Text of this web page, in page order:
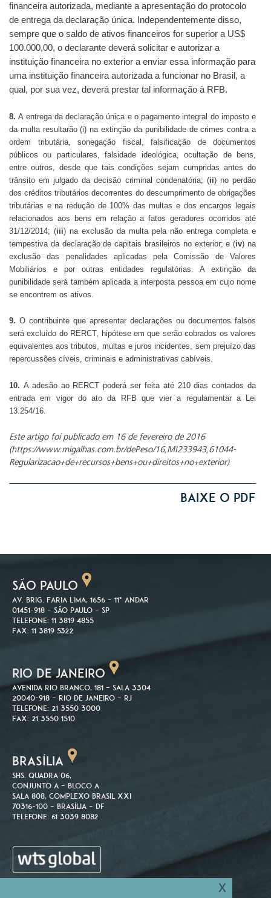
financeira autorizada, mediante a apresentação do protocolo
de entrega da declaração única. Independentemente disso,
sempre que o saldo de ativos financeiros for superior a US$
100.000,00, o declarante deverá solicitar e autorizar a
instituição financeira no exterior a enviar essa informação para
uma instituição financeira autorizada a funcionar no Brasil, a
qual, por sua vez, deverá prestar tal informação à RFB.
8. A entrega da declaração única e o pagamento integral do imposto e
da multa resultarão (i) na extinção da punibilidade de crimes contra a
ordem tributária, sonegação fiscal, falsificação de documentos
públicos ou particulares, falsidade ideológica, ocultação de bens,
entre outros, desde que tais condições sejam cumpridas antes do
trânsito em julgado da decisão criminal condenatória; (ii) no perdão
dos créditos tributários decorrentes do descumprimento de obrigações
tributárias e na redução de 100% das multas e dos encargos legais
relacionados aos bens em relação a fatos geradores ocorridos até
31/12/2014; (iii) na exclusão da multa pela não entrega completa e
tempestiva da declaração de capitais brasileiros no exterior; e (iv) na
exclusão das penalidades aplicadas pela Comissão de Valores
Mobiliários e por outras entidades regulatórias. A extinção da
punibilidade será também aplicada a interposta pessoa em cujo nome
se encontrem os ativos.
9. O contribuinte que apresentar declarações ou documentos falsos
será excluído do RERCT, hipótese em que serão cobrados os valores
equivalentes aos tributos, multas e juros incidentes, sem prejuízo das
repercussões cíveis, criminais e administrativas cabíveis.
10. A adesão ao RERCT poderá ser feita até 210 dias contados da
entrada em vigor do ato da RFB que vier a regulamentar a Lei
13.254/16.
Este artigo foi publicado em 16 de fevereiro de 2016
(https://www.migalhas.com.br/dePeso/16,MI233943,61044-
Regularizacao+de+recursos+bens+ou+direitos+no+exterior)
Baixe o PDF
SÃO PAULO
Av. Brig. Faria Lima, 1656 – 11º andar
01451-918 – São Paulo – SP
Telefone: 11 3819 4855
Fax: 11 3819 5322
RIO DE JANEIRO
Avenida Rio Branco, 181 – Sala 3304
20040-918 – Rio de Janeiro – RJ
Telefone: 21 3550 3000
Fax: 21 3550 1510
BRASÍLIA
SHS. Quadra 06,
Conjunto A – Bloco A
Sala 808, Complexo Brasil XXI
70316-100 – Brasília – DF
Telefone: 61 3039 8082
x